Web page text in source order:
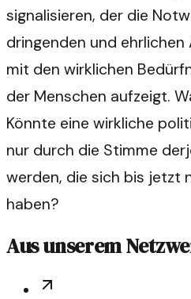
signalisieren, der die
dringenden und
mit den wirklichen
der Menschen aufzeigt.
Könnte eine wirkliche
nur durch die Stimme
werden, die sich bis jetzt
haben?
Aus unserem